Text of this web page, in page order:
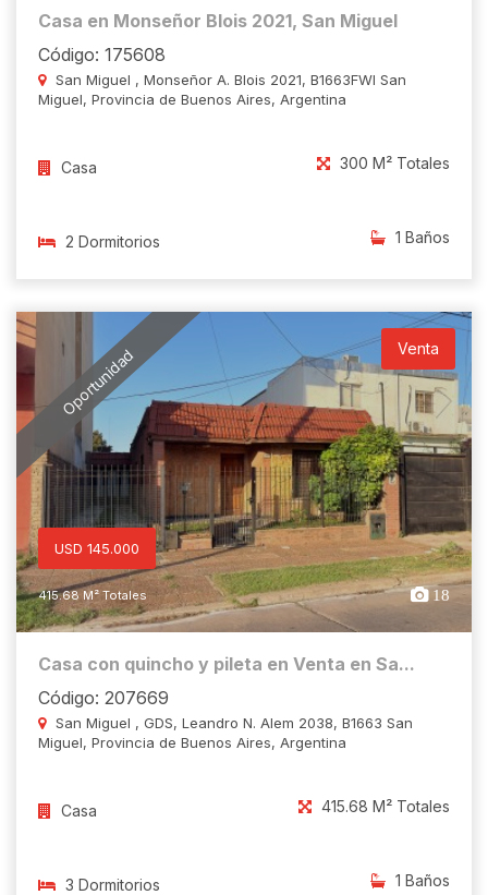
Casa en Monseñor Blois 2021, San Miguel
Código: 175608
San Miguel , Monseñor A. Blois 2021, B1663FWI San
Miguel, Provincia de Buenos Aires, Argentina
Casa 300 M² Totales
2 Dormitorios 1 Baños
Oportunidad Venta
USD 145.000
415.68 M² Totales 18
Casa con quincho y pileta en Venta en Sa...
Código: 207669
San Miguel , GDS, Leandro N. Alem 2038, B1663 San
Miguel, Provincia de Buenos Aires, Argentina
Casa 415.68 M² Totales
3 Dormitorios 1 Baños